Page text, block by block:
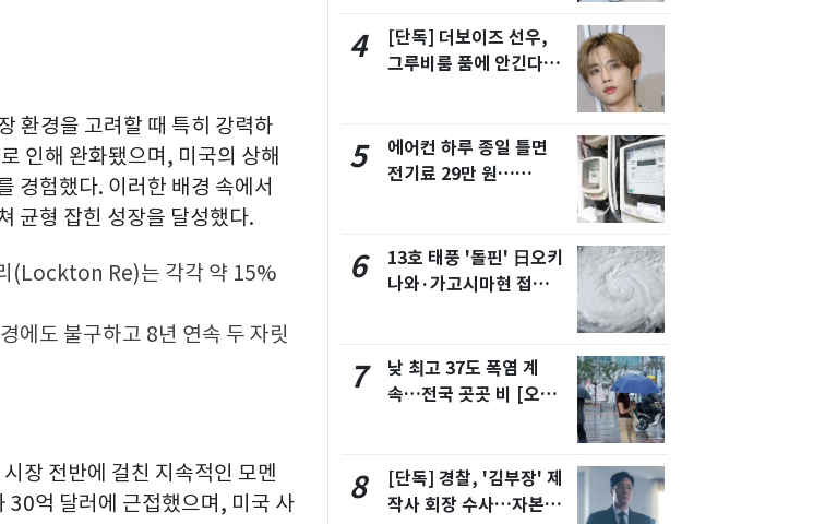
환경을 고려할 때 특히 강력하
인해 완화됐으며, 미국의 상해
경험했다. 이러한 배경 속에서
균형 잡힌 성장을 달성했다.
Re)는 각각 약 15%
에도 불구하고 8년 연속 두 자릿
장 전반에 걸친 지속적인 모멘
30억 달러에 근접했으며, 미국 사
4
[단독] 더보이즈 선우,
그루비룸 품에 안긴다…
5
에어컨 하루 종일 틀면
전기료 29만 원…
6
13호 태풍 '돌핀' 日오키
나와·가고시마현 접
7
낮 최고 37도 폭염 계
속…전국 곳곳 비 [오늘
8
[단독] 경찰, '김부장' 제
작사 회장 수사…자본시